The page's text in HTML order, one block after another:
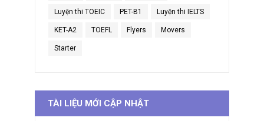
Luyện thi TOEIC PET-B1 Luyện thi IELTS
KET-A2 TOEFL Flyers Movers
Starter
TÀI LIỆU MỚI CẬP NHẬT